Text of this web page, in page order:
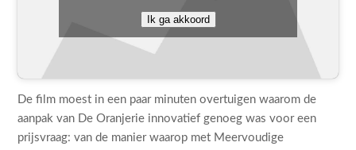
Ik ga akkoord
De film moest in een paar minuten overtuigen waarom de
aanpak van De Oranjerie innovatief genoeg was voor een
prijsvraag: van de manier waarop met Meervoudige